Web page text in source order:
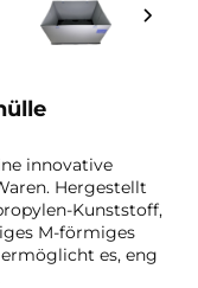
innovative
Hergestellt
Kunststoff,
M-förmiges
es, eng